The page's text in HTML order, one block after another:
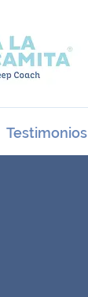
Testimonios